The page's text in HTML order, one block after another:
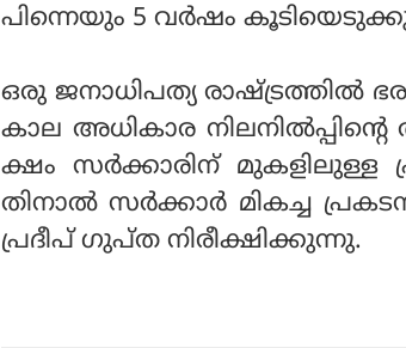
പിന്നെയും 5 വര്‍ഷം
ഒരു ജനാധിപത്യ രാഷ്ട്രത്തില്‍
കാല അധികാര
ക്ഷം സര്‍ക്കാരിന്
തിനാല്‍ സര്‍ക്കാര്‍ മികച്ച
പ്രദീപ് ഗുപ്ത നിരീക്ഷിക്കുന്നു.